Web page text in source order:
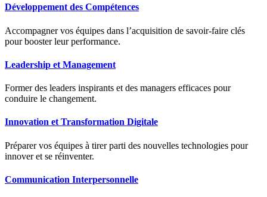
Développement des Compétences
Accompagner vos équipes dans l’acquisition de savoir-faire clés
pour booster leur performance.
Leadership et Management
Former des leaders inspirants et des managers efficaces pour
conduire le changement.
Innovation et Transformation Digitale
Préparer vos équipes à tirer parti des nouvelles technologies pour
innover et se réinventer.
Communication Interpersonnelle